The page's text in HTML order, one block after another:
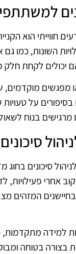
חווייתי הוא
השונות, כמו
לקחת חלק
מפגשים
על טעויות
בנוח
סיכונים
סיכונים בחוג
אחרי פעילויות,
המזהים
למידה
בצורה בטוחה